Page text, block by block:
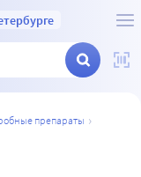
препараты